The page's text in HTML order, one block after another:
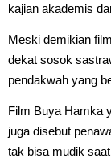
kajian akademis
Meski demikian
dekat sosok
pendakwah yang
Film Buya Hamka
juga disebut
tak bisa mudik